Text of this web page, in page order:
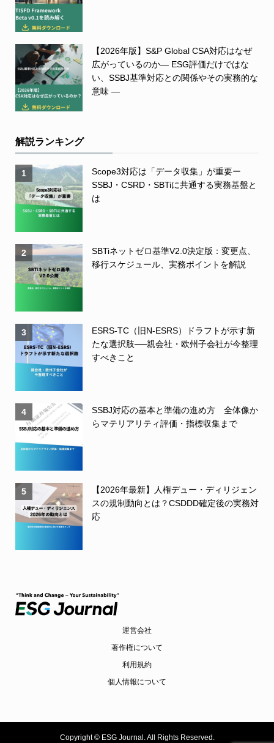
【2026年版】S&P Global CSA対応はなぜ
広がっているのか― ESG評価だけではな
い、SSBJ基準対応との関係やその実務的な
意味 ―
解説ランキング
1
Scope3対応は「データ収集」が重要ー
SSBJ・CSRD・SBTiに共通する実務基盤と
は
2
SBTiネットゼロ基準V2.0決定版：変更点、
移行スケジュール、実務ポイントを解説
3
ESRS-TC（旧N-ESRS）ドラフトが示す新
たな選択肢──親会社・欧州子会社が今整理
すべきこと
4
SSBJ対応の基本と準備の進め方 全体像か
らマテリアリティ評価・指標収集まで
5
【2026年最新】人権デュー・ディリジェン
スの規制動向とは？CSDDD確定後の実務対
応
運営会社
著作権について
利用規約
個人情報について
Copyright ©ESG Journal. All Rights Reserved.